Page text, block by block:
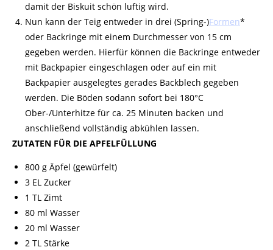
damit der Biskuit schön luftig wird.
Nun kann der Teig entweder in drei (Spring-)Formen*
oder Backringe mit einem Durchmesser von 15 cm
gegeben werden. Hierfür können die Backringe entweder
mit Backpapier eingeschlagen oder auf ein mit
Backpapier ausgelegtes gerades Backblech gegeben
werden. Die Böden sodann sofort bei 180°C
Ober-/Unterhitze für ca. 25 Minuten backen und
anschließend vollständig abkühlen lassen.
ZUTATEN FÜR DIE APFELFÜLLUNG
800 g Äpfel (gewürfelt)
3 EL Zucker
1 TL Zimt
80 ml Wasser
20 ml Wasser
2 TL Stärke